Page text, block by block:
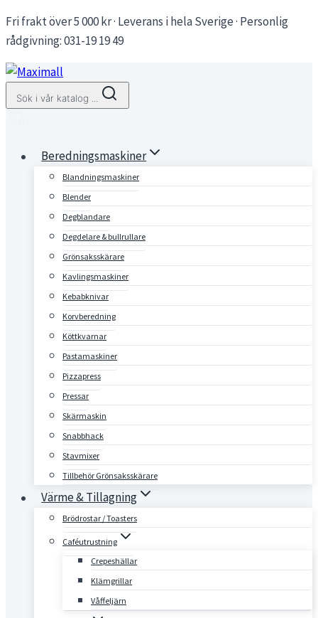
Skip
to
content
Fri frakt över 5 000 kr · Leverans i hela Sverige · Personlig
rådgivning: 031-19 19 49
Sök i vår katalog ...
Beredningsmaskiner
Blandningsmaskiner
Blender
Degblandare
Degdelare & bullrullare
Grönsaksskärare
Kavlingsmaskiner
Kebabknivar
Korvberedning
Köttkvarnar
Pastamaskiner
Pizzapress
Pressar
Skärmaskin
Snabbhack
Stavmixer
Tillbehör Grönsaksskärare
Värme & Tillagning
Brödrostar / Toasters
Caféutrustning
Crepeshällar
Klämgrillar
Våffeljärn